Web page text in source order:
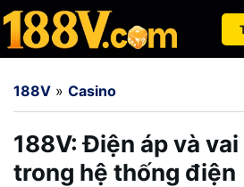
Nhảy
đến
dung
Tìm
kiếm
188V » Casino
188V: Điện áp và
trong hệ thống điện